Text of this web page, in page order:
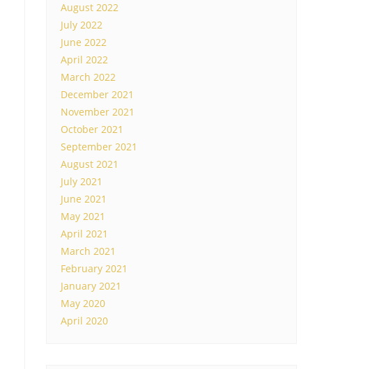
August 2022
July 2022
June 2022
April 2022
March 2022
December 2021
November 2021
October 2021
September 2021
August 2021
July 2021
June 2021
May 2021
April 2021
March 2021
February 2021
January 2021
May 2020
April 2020